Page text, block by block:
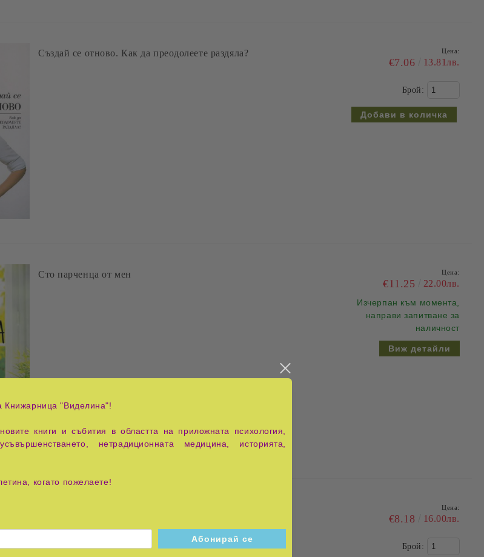
Създай се отново. Как да преодолеете раздяла? Цена:
€7.06 13.81лв.
Брой:
Сто парченца от мен Цена:
€11.25 22.00лв.
Изчерпан към момента,
направи запитване за
наличност
Виж детайли
Цена:
€8.18 16.00лв.
Брой:
Книжарница "Виделина"!
книги и събития в областта на приложната психология,
нетрадиционната медицина, историята,
когато пожелаете!